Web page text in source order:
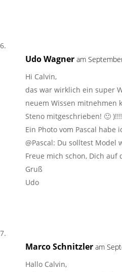
Udo Wagner am
Hi Calvin,
das war wirklich ein super
neuem Wissen mitnehmen
Steno mitgeschrieben! 🙂 )!!!!
Ein Photo vom Pascal habe
@Pascal: Du solltest Model
Freue mich schon, Dich auf
Gruß
Udo
Marco Schnitzler am
Hallo Calvin,